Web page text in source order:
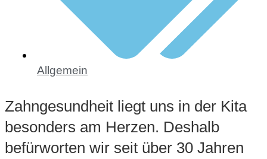
Allgemein
Zahngesundheit liegt uns in der Kita
besonders am Herzen. Deshalb
befürworten wir seit über 30 Jahren